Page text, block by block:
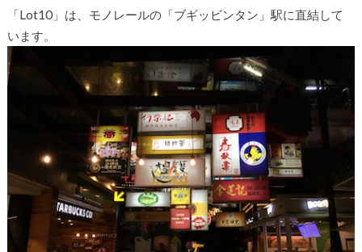
「Lot10」は、モノレールの「ブギッビンタン」駅に直結して
います。